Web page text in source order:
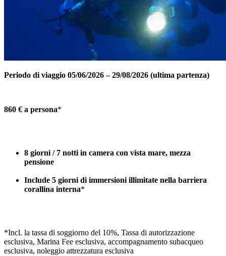
Home/ Dettagli
Periodo di viaggio 05/06/2026 – 29/08/2026 (ultima partenza)
860 € a persona*
8 giorni / 7 notti in camera con vista mare, mezza
pensione
Include 5 giorni di immersioni illimitate nella barriera
corallina interna*
*Incl. la tassa di soggiorno del 10%, Tassa di autorizzazione
esclusiva, Marina Fee esclusiva, accompagnamento subacqueo
esclusiva, noleggio attrezzatura esclusiva